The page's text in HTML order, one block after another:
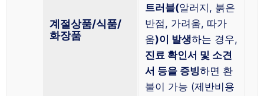
계절상품/식품/
화장품
트러블(알러지, 붉은
반점, 가려움, 따가
움)이 발생하는 경우,
진료 확인서 및 소견
서 등을 증빙하면 환
불이 가능 (제반비용